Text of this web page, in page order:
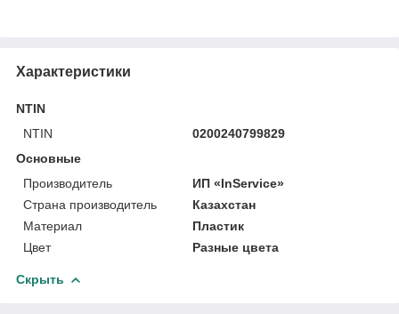
Характеристики
NTIN
NTIN
0200240799829
Основные
Производитель
ИП «InService»
Страна производитель
Казахстан
Материал
Пластик
Цвет
Разные цвета
Скрыть